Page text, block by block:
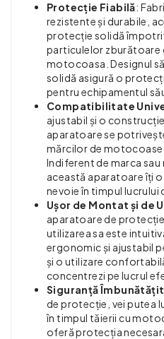
Protecție Fiabilă:
rezistente și durabile,
protecție solidă
particulelor zburătoare
motocoasa. Designul
solidă asigură o
pentru echipamentul
Compatibilitate
ajustabil și o
aparatoare se
mărcilor de motocoase
Indiferent de marca
această aparatoare îți
nevoie în timpul lucrului
Ușor de Montat și de
aparatoare de
utilizarea sa este
ergonomic și ajustabil
și o utilizare
concentrezi pe lucrul
Siguranță
de protecție, vei putea
în timpul tăierii cu
oferă protecția